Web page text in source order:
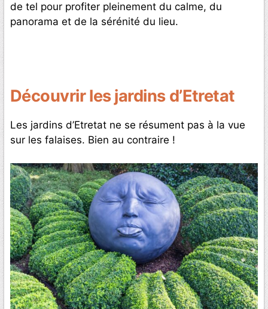
de tel pour profiter pleinement du calme, du
panorama et de la sérénité du lieu.
Découvrir les jardins d’Etretat
Les jardins d’Etretat ne se résument pas à la vue
sur les falaises. Bien au contraire !